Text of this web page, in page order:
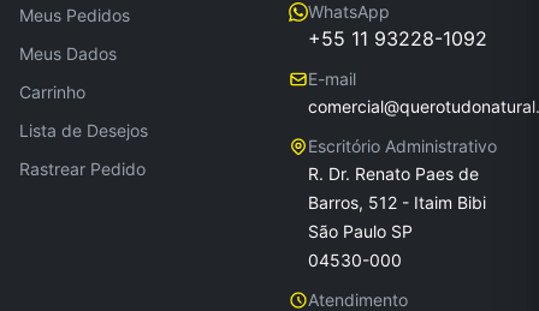
Meus Pedidos
Meus Dados
Carrinho
Lista de Desejos
Rastrear Pedido
WhatsApp
+55 11 93228-1092
E-mail
Escritório Administrativo
R. Dr. Renato Paes de
Barros, 512 - Itaim Bibi
São Paulo SP
04530-000
Atendimento